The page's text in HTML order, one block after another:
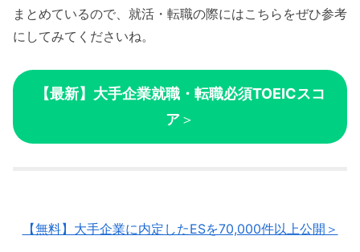
まとめているので、就活・転職の際にはこちらをぜひ参考
にしてみてくださいね。
【最新】大手企業就職・転職必須TOEICスコ
ア＞
【無料】大手企業に内定したESを70,000件以上公開＞